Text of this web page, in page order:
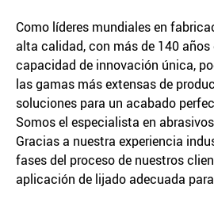
Como líderes mundiales en
alta calidad, con más de 140 años
capacidad de innovación única,
las gamas más extensas de
soluciones para un acabado
Somos el especialista en
Gracias a nuestra experiencia
fases del proceso de nuestros
aplicación de lijado adecuada